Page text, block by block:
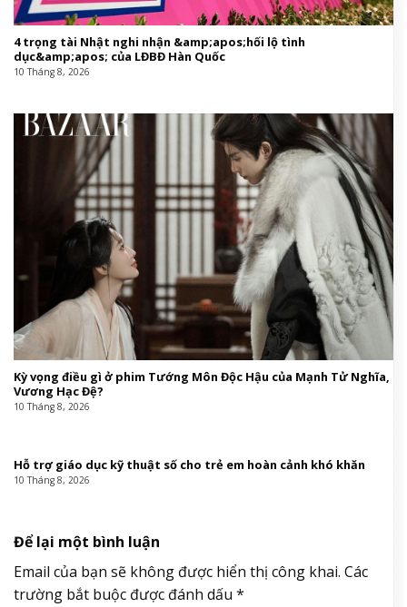
4 trọng tài Nhật nghi nhận &amp;apos;hối lộ tình
dục&amp;apos; của LĐBĐ Hàn Quốc
10 Tháng 8, 2026
Kỳ vọng điều gì ở phim Tướng Môn Độc Hậu của Mạnh Tử Nghĩa,
Vương Hạc Đệ?
10 Tháng 8, 2026
Hỗ trợ giáo dục kỹ thuật số cho trẻ em hoàn cảnh khó khăn
10 Tháng 8, 2026
Để lại một bình luận
Email của bạn sẽ không được hiển thị công khai. Các
trường bắt buộc được đánh dấu *